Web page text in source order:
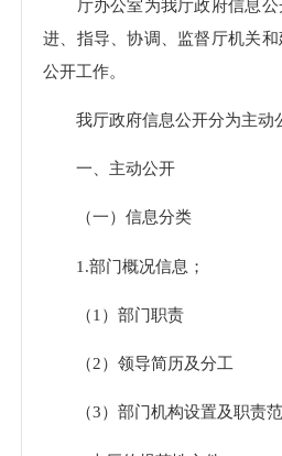
厅办公室为我厅政府信息公
进、指导、协调、监督厅机关
公开工作。
我厅政府信息公开分为主动
一、主动公开
（一）信息分类
1.部门概况信息；
（1）部门职责
（2）领导简历及分工
（3）部门机构设置及职责